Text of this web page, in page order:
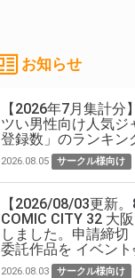
お知らせ
【2026年7月集計
ツい男性向け人気ジ
登録数」のランキン
2026.08.05 サークル様向け
【2026/08/03更新
COMIC CITY 32 大
しました。申請締
委託作品を イベント
2026.08.03 サークル様向け